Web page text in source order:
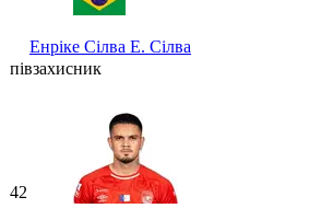
Енріке Сілва Е. Сілва
півзахисник
42